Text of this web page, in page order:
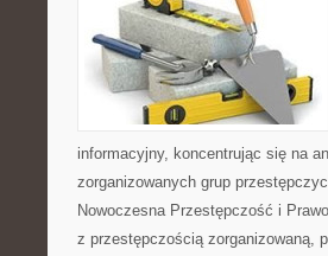
informacyjny, koncentrując się na
zorganizowanych grup
Nowoczesna Przestępczość i
z przestępczością zorganizowaną,